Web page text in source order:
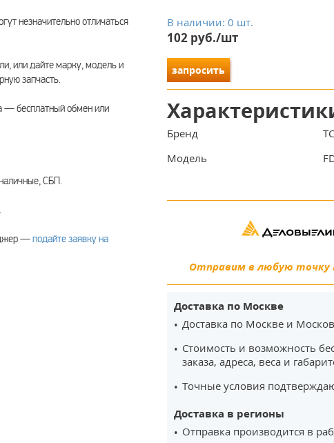
незначительно отличаться
или дайте марку, модель и
запчасть.
— бесплатный обмен или
СБП.
.
—подайте заявку на
В наличии: 0 шт.
102 руб./шт
запросить
Бренд
Модель
Отправим в любую точку
Доставка по Москве
Доставка по Москве и
Стоимость и возможность
заказа, адреса, веса и
Точные условия
Доставка в регионы
Отправка производится в